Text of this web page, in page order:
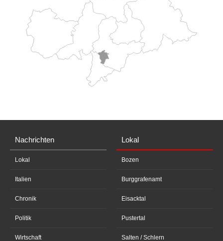
Nachrichten
Lokal
Italien
Chronik
Politik
Wirtschaft
Lokal
Bozen
Burggrafenamt
Eisacktal
Pustertal
Salten / Schlern